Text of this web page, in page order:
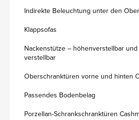
Indirekte Beleuchtung unter den
Klappsofas
Nackenstütze – höhenverstellbar
verstellbar
Oberschranktüren vorne und hinten
Passendes Bodenbelag
Porzellan-Schrankschranktüren